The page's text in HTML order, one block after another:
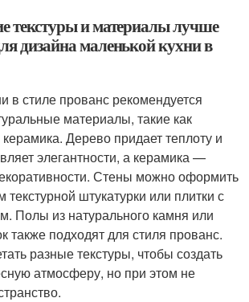
текстуры и материалы лучше
дизайна маленькой кухни в
в стиле прованс рекомендуется
материалы, такие как
Дерево придает теплоту и
элегантности, а керамика —
Стены можно оформить
текстурной штукатурки или плитки с
Полы из натурального камня или
также подходят для стиля прованс.
разные текстуры, чтобы создать
атмосферу, но при этом не